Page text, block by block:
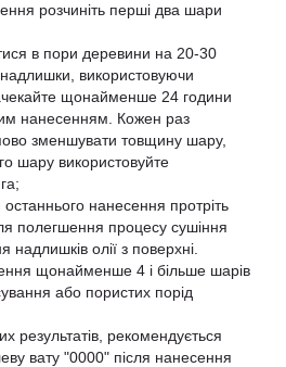
розчиніть перші два шари
в пори деревини на 20-30
використовуючи
щонайменше 24 години
нанесенням. Кожен раз
зменшувати товщину шару,
шару використовуйте
нанесення протріть
полегшення процесу сушіння
надлишків олії з поверхні.
щонайменше 4 і більше шарів
або пористих порід
результатів, рекомендується
вату "0000" після нанесення